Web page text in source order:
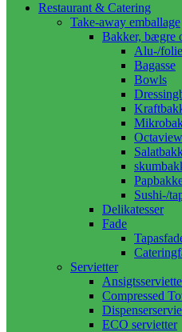
Restaurant & Catering
Take-away emballage
Bakker, bægre
Alu-/
Bagasse
Bowls
Sushi-/
Delikatesser
Fade
Servietter
Compressed
ECO servietter